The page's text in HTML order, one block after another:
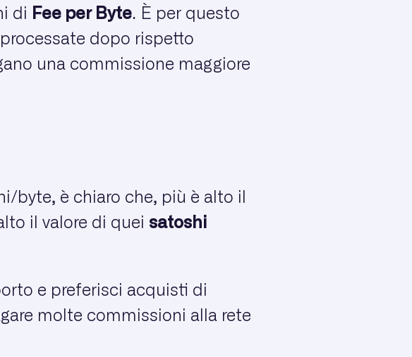
di Fee per Byte. È per questo
dopo rispetto
una commissione maggiore
byte, è chiaro che, più è alto il
il valore di quei satoshi
e preferisci acquisti di
molte commissioni alla rete